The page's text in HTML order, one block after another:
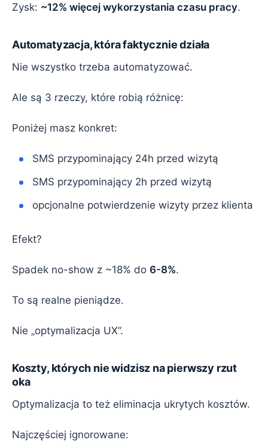
Zysk: ~12% więcej wykorzystania czasu pracy.
Automatyzacja, która faktycznie działa
Nie wszystko trzeba automatyzować.
Ale są 3 rzeczy, które robią różnicę:
Poniżej masz konkret:
SMS przypominający 24h przed wizytą
SMS przypominający 2h przed wizytą
opcjonalne potwierdzenie wizyty przez klienta
Efekt?
Spadek no-show z ~18% do 6-8%.
To są realne pieniądze.
Nie „optymalizacja UX”.
Koszty, których nie widzisz na pierwszy rzut
oka
Optymalizacja to też eliminacja ukrytych kosztów.
Najczęściej ignorowane: